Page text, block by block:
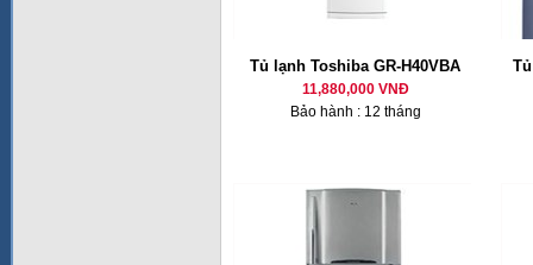
Tủ lạnh Toshiba GR-H40VBA
11,880,000 VNĐ
Bảo hành : 12 tháng